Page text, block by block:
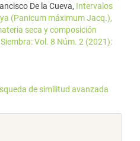
De la Cueva, Intervalos
(Panicum máximum Jacq.),
seca y composición
Siembra: Vol. 8 Núm. 2 (2021):
de similitud avanzada